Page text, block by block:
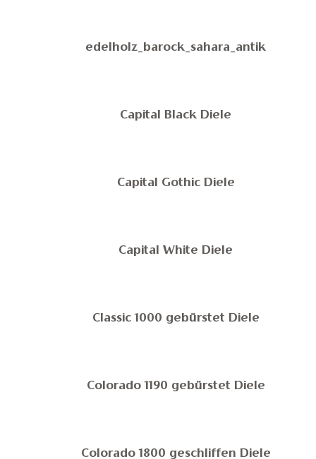
edelholz_barock_sahara_antik
Capital Black Diele
Capital Gothic Diele
Capital White Diele
Classic 1000 gebürstet Diele
Colorado 1190 gebürstet Diele
Colorado 1800 geschliffen Diele